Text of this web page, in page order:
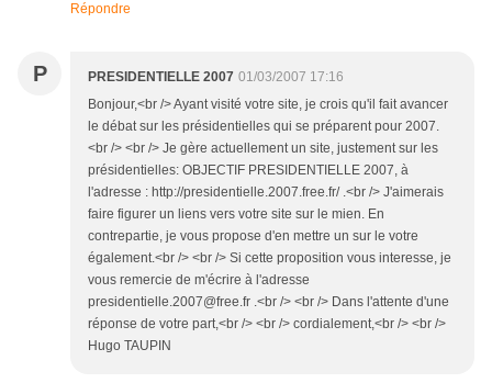
Répondre
P PRESIDENTIELLE 2007 01/03/2007 17:16
Bonjour,<br /> Ayant visité votre site, je crois qu'il fait avancer
le débat sur les présidentielles qui se préparent pour 2007.
<br /> <br /> Je gère actuellement un site, justement sur les
présidentielles: OBJECTIF PRESIDENTIELLE 2007, à
l'adresse : http://presidentielle.2007.free.fr/ .<br /> J'aimerais
faire figurer un liens vers votre site sur le mien. En
contrepartie, je vous propose d'en mettre un sur le votre
également.<br /> <br /> Si cette proposition vous interesse, je
vous remercie de m'écrire à l'adresse
presidentielle.2007@free.fr .<br /> <br /> Dans l'attente d'une
réponse de votre part,<br /> <br /> cordialement,<br /> <br />
Hugo TAUPIN